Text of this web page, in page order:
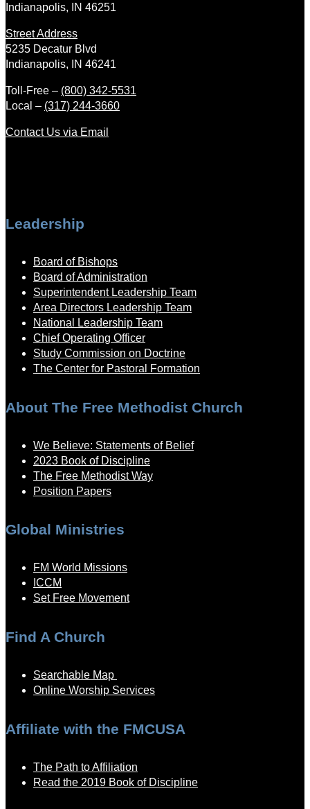
Indianapolis, IN 46251
Street Address
5235 Decatur Blvd
Indianapolis, IN 46241
Toll-Free – (800) 342-5531
Local – (317) 244-3660
Contact Us via Email
Leadership
Board of Bishops
Board of Administration
Superintendent Leadership Team
Area Directors Leadership Team
National Leadership Team
Chief Operating Officer
Study Commission on Doctrine
The Center for Pastoral Formation
About The Free Methodist Church
We Believe: Statements of Belief
2023 Book of Discipline
The Free Methodist Way
Position Papers
Global Ministries
FM World Missions
ICCM
Set Free Movement
Find A Church
Searchable Map
Online Worship Services
Affiliate with the FMCUSA
The Path to Affiliation
Read the 2019 Book of Discipline